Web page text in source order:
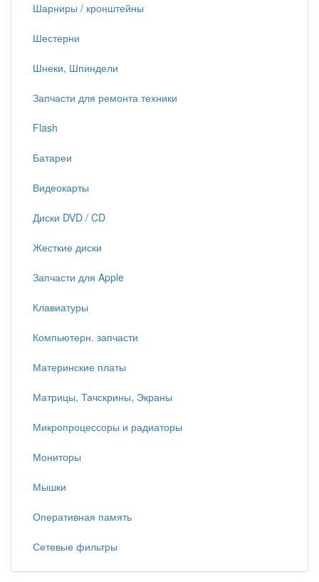
Шарниры / кронштейны
Шестерни
Шнеки, Шпиндели
Запчасти для ремонта техники
Flash
Батареи
Видеокарты
Диски DVD / CD
Жесткие диски
Запчасти для Apple
Клавиатуры
Компьютерн. запчасти
Материнские платы
Матрицы, Тачскрины, Экраны
Микропроцессоры и радиаторы
Мониторы
Мышки
Оперативная память
Сетевые фильтры